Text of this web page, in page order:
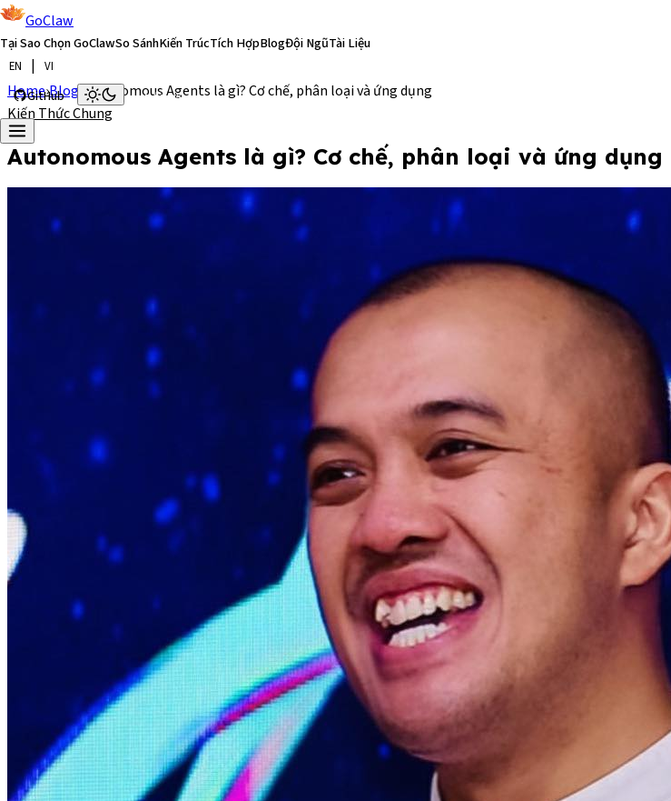
GoClaw
Tại Sao Chọn GoClawSo SánhKiến TrúcTích HợpBlogĐội NgũTài Liệu
EN | VI
GitHub Bắt Đầu Ngay
Home›Blog›Autonomous Agents là gì? Cơ chế, phân loại và ứng dụng
Kiến Thức Chung
Autonomous Agents là gì? Cơ chế, phân loại và ứng dụng